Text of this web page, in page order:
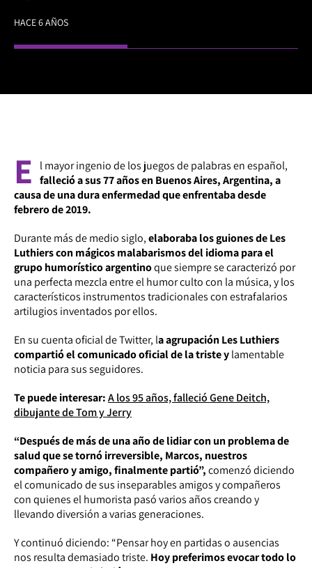
HACE 6 AÑOS
E
l mayor ingenio de los juegos de palabras en español,
falleció a sus 77 años en Buenos Aires, Argentina, a
causa de una dura enfermedad que enfrentaba desde
febrero de 2019.
Durante más de medio siglo,elaboraba los guiones de Les
Luthiers con mágicos malabarismos del idioma para el
grupo humorístico argentinoque siempre se caracterizó por
una perfecta mezcla entre el humor culto con la música, y los
característicos instrumentos tradicionales con estrafalarios
artilugios inventados por ellos.
En su cuenta oficial de Twitter, la agrupación Les Luthiers
compartió el comunicado oficial de la triste ylamentable
noticia para sus seguidores.
Te puede interesar:A los 95 años, falleció Gene Deitch,
dibujante de Tom y Jerry
“Después de más de una año de lidiar con un problema de
salud que se tornó irreversible, Marcos, nuestros
compañero y amigo, finalmente partió”,comenzó diciendo
el comunicado de sus inseparables amigos y compañeros
con quienes el humorista pasó varios años creando y
llevando diversión a varias generaciones.
Y continuó diciendo: “Pensar hoy en partidas o ausencias
nos resulta demasiado triste. Hoy preferimos evocar todo lo